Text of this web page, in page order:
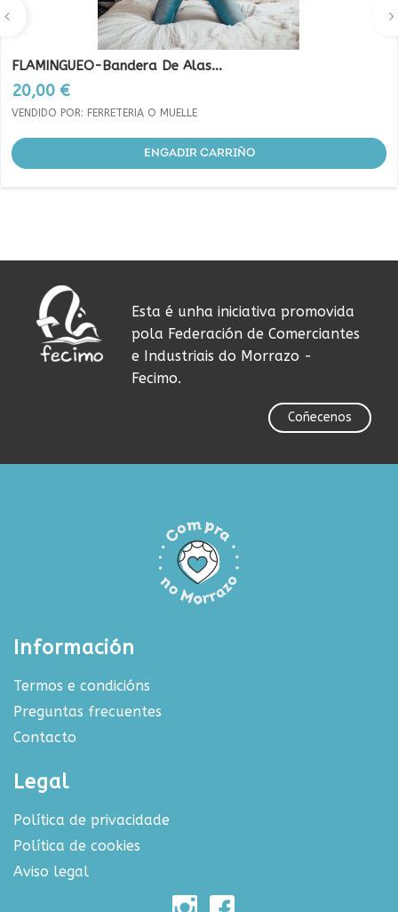
FLAMINGUEO-Bandera De Alas...
Prezo
20,00 €
VENDIDO POR: FERRETERIA O MUELLE
ENGADIR CARRIÑO
Esta é unha iniciativa promovida
pola Federación de Comerciantes
e Industriais do Morrazo -
Fecimo.
Coñecenos
Información
Termos e condicións
Preguntas frecuentes
Contacto
Legal
Política de privacidade
Política de cookies
Aviso legal